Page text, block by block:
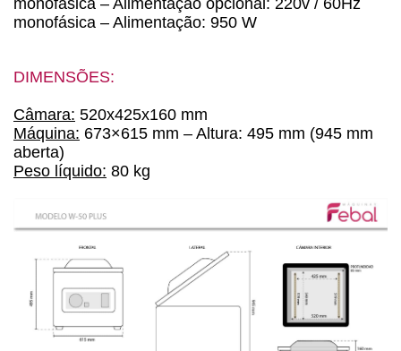
monofásica – Alimentação opcional: 220v / 60Hz
monofásica – Alimentação: 950 W
DIMENSÕES:
Câmara: 520x425x160 mm
Máquina: 673×615 mm – Altura: 495 mm (945 mm
aberta)
Peso líquido: 80 kg